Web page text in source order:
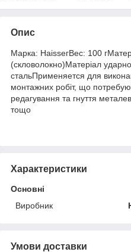
Опис
Марка: НаіѕѕегВес: 100
(скловолокно)Матеріал
стальПрименяется для
монтажних робіт, що
редагування та гнуття
тощо
Характеристики
Основні
Виробник
Умови доставки